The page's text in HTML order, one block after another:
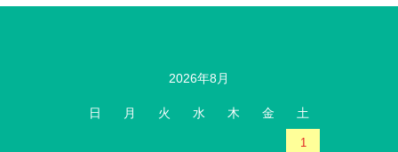
2026年8月
日 月 火 水 木 金 土
1